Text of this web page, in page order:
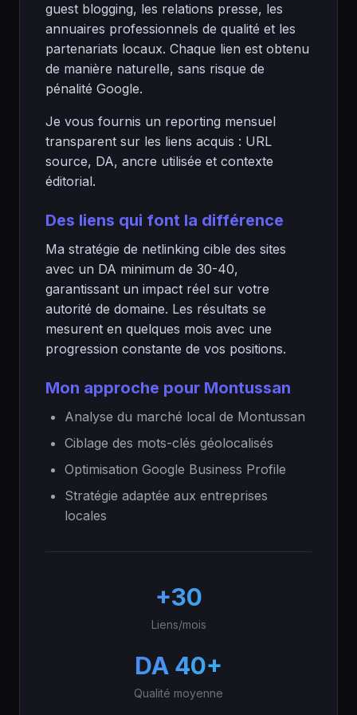
guest blogging, les relations presse, les
annuaires professionnels de qualité et les
partenariats locaux. Chaque lien est obtenu
de manière naturelle, sans risque de
pénalité Google.
Je vous fournis un reporting mensuel
transparent sur les liens acquis : URL
source, DA, ancre utilisée et contexte
éditorial.
Des liens qui font la différence
Ma stratégie de netlinking cible des sites
avec un DA minimum de 30-40,
garantissant un impact réel sur votre
autorité de domaine. Les résultats se
mesurent en quelques mois avec une
progression constante de vos positions.
Mon approche pour Montussan
Analyse du marché local de Montussan
Ciblage des mots-clés géolocalisés
Optimisation Google Business Profile
Stratégie adaptée aux entreprises
locales
+30
Liens/mois
DA 40+
Qualité moyenne